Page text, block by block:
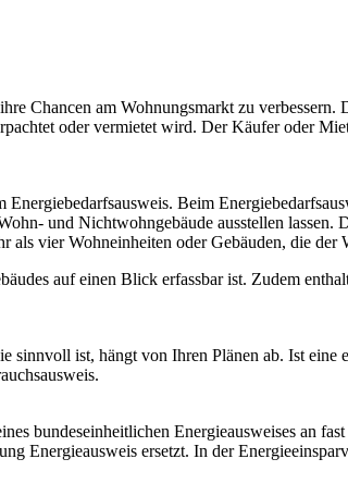
Chancen am Wohnungsmarkt zu
oder vermietet wird. Der Käufer oder
Beim
und Nichtwohngebäude ausstellen lassen.
vier Wohneinheiten oder Gebäuden, die
auf einen Blick erfassbar ist. Zudem
ist, hängt von Ihren Plänen ab. Ist
bundeseinheitlichen Energieausweises an
Energieausweis ersetzt. In der